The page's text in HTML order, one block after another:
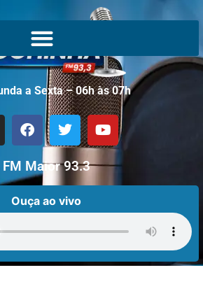
a Sexta – 06h às 07h
FM Maior 93.3
Ouça ao vivo